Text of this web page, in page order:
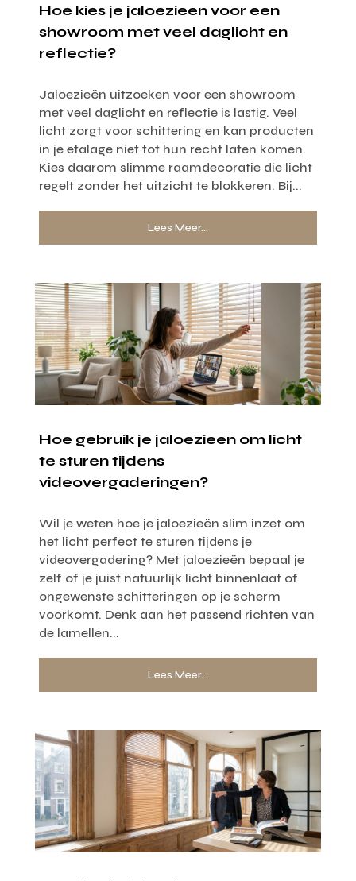
Hoe kies je jaloezieen voor een
showroom met veel daglicht en
reflectie?
Jaloezieën uitzoeken voor een showroom
met veel daglicht en reflectie is lastig. Veel
licht zorgt voor schittering en kan producten
in je etalage niet tot hun recht laten komen.
Kies daarom slimme raamdecoratie die licht
regelt zonder het uitzicht te blokkeren. Bij...
Lees Meer...
Hoe gebruik je jaloezieen om licht
te sturen tijdens
videovergaderingen?
Wil je weten hoe je jaloezieën slim inzet om
het licht perfect te sturen tijdens je
videovergadering? Met jaloezieën bepaal je
zelf of je juist natuurlijk licht binnenlaat of
ongewenste schitteringen op je scherm
voorkomt. Denk aan het passend richten van
de lamellen...
Lees Meer...